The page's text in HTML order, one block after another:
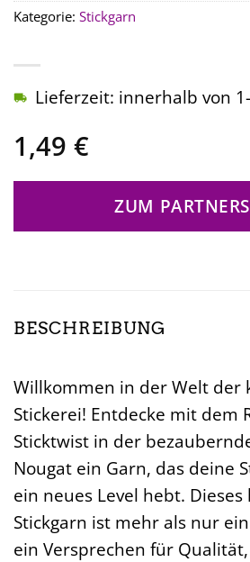
1,49 €
Lieferzeit: innerhalb von
ZUM
Kategorie: Stickgarn
BESCHREIBUNG
Willkommen in der Welt der
Stickerei! Entdecke mit dem
Sticktwist in der
Nougat ein Garn, das deine
ein neues Level hebt.
Stickgarn ist mehr als nur
ein Versprechen für